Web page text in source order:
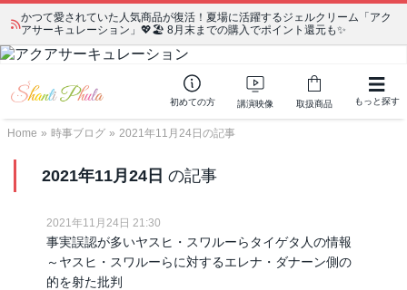
かつて愛されていた人気商品が復活！夏場に活躍するジェルクリーム「アク
アサーキュレーション」💖🏖️ 8月末までの購入でポイント還元も✨
宗教学講座 中級コース 第139回 明治以降の日本の闇３ 〜日本の黒幕た
ちの出自／在日が入り込むヤクザ／朝鮮進駐軍から始まったパチンコ利権
初めての方 講演映像 取扱商品 もっと探す
Home » 時事ブログ » 2021年11月24日の記事
2021年11月24日 の記事
2021年11月24日 21:30
事実誤認が多いヤスヒ・スワルーらタイゲタ人の情報
～ヤスヒ・スワルーらに対するエレナ・ダナーン側の
的を射た批判